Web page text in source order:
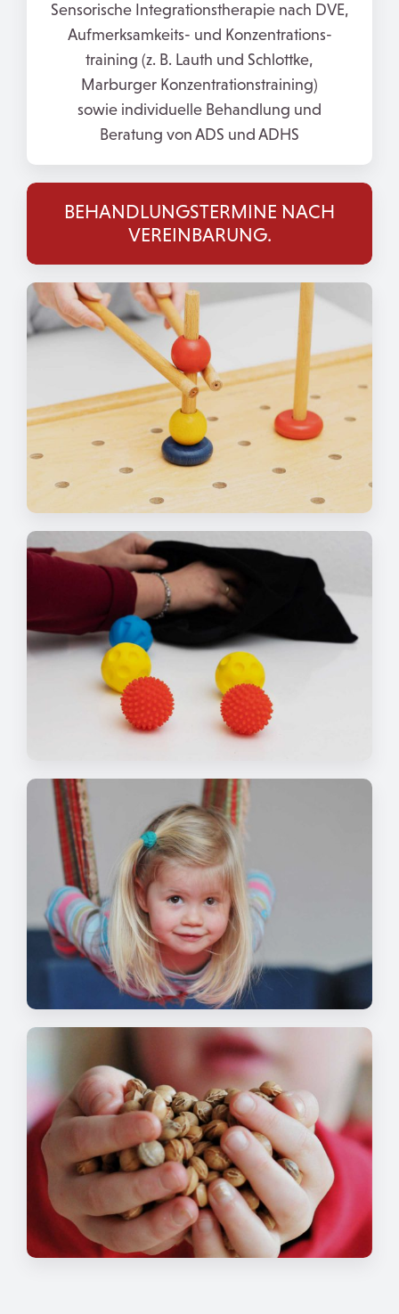
Sensorische Integrationstherapie nach DVE,
Aufmerksamkeits- und Konzentrations­
training (z. B. Lauth und Schlottke,
Marburger Konzentrationstraining)
sowie individuelle Behandlung und
Beratung von ADS und ADHS
BEHANDLUNGSTERMINE NACH
VEREINBARUNG.